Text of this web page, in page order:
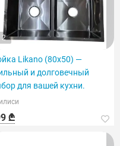
2
Likano (80x50) —
и долговечный
для вашей кухни.
₾